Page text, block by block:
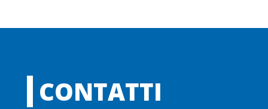
CONTATTI